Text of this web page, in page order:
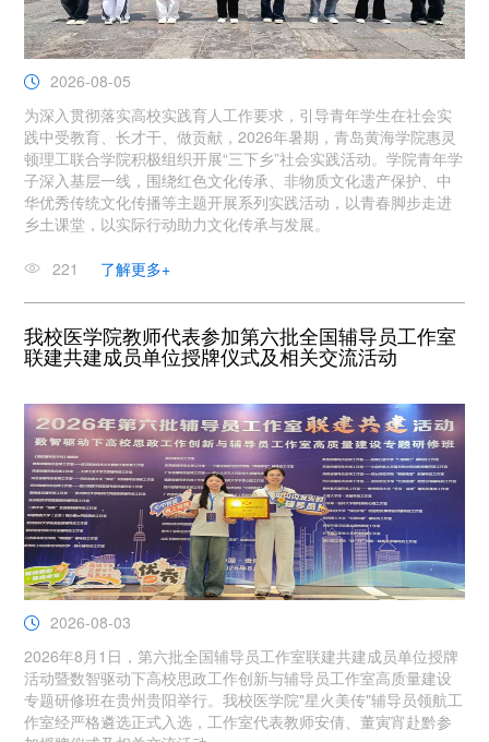
2026-08-05
为深入贯彻落实高校实践育人工作要求，引导青年学生在社会实
践中受教育、长才干、做贡献，2026年暑期，青岛黄海学院惠灵
顿理工联合学院积极组织开展“三下乡”社会实践活动。学院青年学
子深入基层一线，围绕红色文化传承、非物质文化遗产保护、中
华优秀传统文化传播等主题开展系列实践活动，以青春脚步走进
乡土课堂，以实际行动助力文化传承与发展。
221 了解更多+
我校医学院教师代表参加第六批全国辅导员工作室
联建共建成员单位授牌仪式及相关交流活动
2026-08-03
2026年8月1日，第六批全国辅导员工作室联建共建成员单位授牌
活动暨数智驱动下高校思政工作创新与辅导员工作室高质量建设
专题研修班在贵州贵阳举行。我校医学院"星火美传"辅导员领航工
作室经严格遴选正式入选，工作室代表教师安倩、董寅宵赴黔参